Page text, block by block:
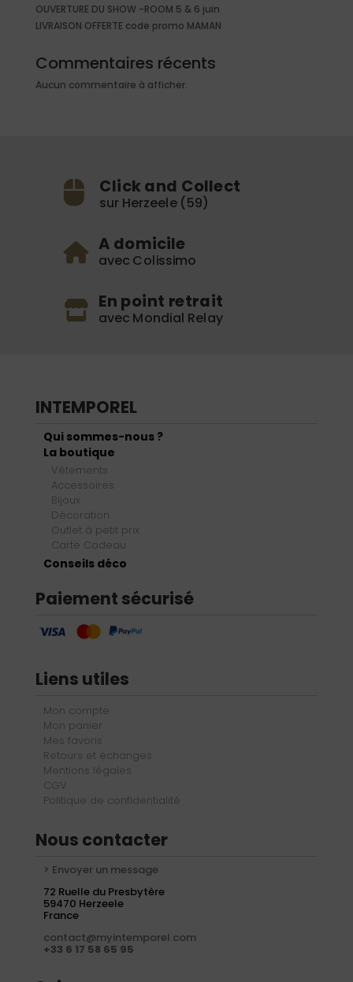
OUVERTURE DU SHOW -ROOM 5 & 6 juin
LIVRAISON OFFERTE code promo MAMAN
Commentaires récents
Aucun commentaire à afficher.
Click and Collect
sur Herzeele (59)
A domicile
avec Colissimo
En point retrait
avec Mondial Relay
INTEMPOREL
Qui sommes-nous ?
La boutique
Vêtements
Accessoires
Bijoux
Décoration
Outlet à petit prix
Carte Cadeau
Conseils déco
Paiement sécurisé
Liens utiles
Mon compte
Mon panier
Mes favoris
Retours et échanges
Mentions légales
CGV
Politique de confidentialité
Nous contacter
> Envoyer un message
72 Ruelle du Presbytère
59470 Herzeele
France
contact@myintemporel.com
+33 6 17 58 65 95